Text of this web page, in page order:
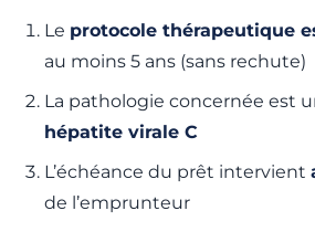
Le protocole thérapeutique
au moins 5 ans (sans rechute)
La pathologie concernée est
hépatite virale C
L’échéance du prêt intervient
de l’emprunteur